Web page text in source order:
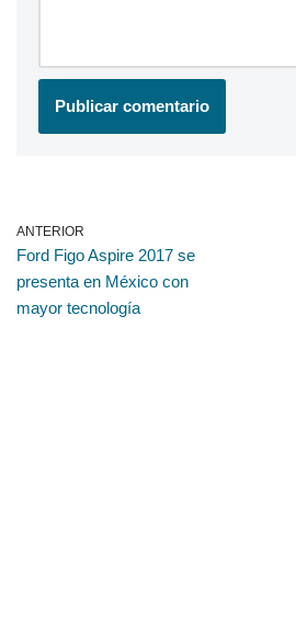
ANTERIOR
Ford Figo Aspire 2017 se
presenta en México con
mayor tecnología